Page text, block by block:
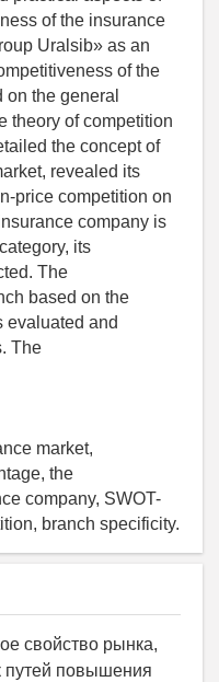
of the insurance
Uralsib» as an
of the
the general
theory of competition
the concept of
revealed its
price competition on
company is
its
The
based on the
evaluated and
The
market,
the
company, SWOT-
branch specificity.
свойство рынка,
путей повышения